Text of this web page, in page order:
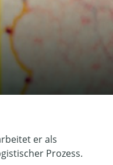
er als
Prozess.